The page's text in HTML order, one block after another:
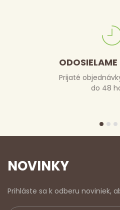
ODOSIELAME
Prijaté
do 48
NOVINKY
Prihláste sa k odberu noviniek,